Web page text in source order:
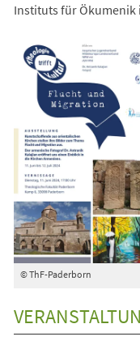
Instituts für
© ThF-Paderborn